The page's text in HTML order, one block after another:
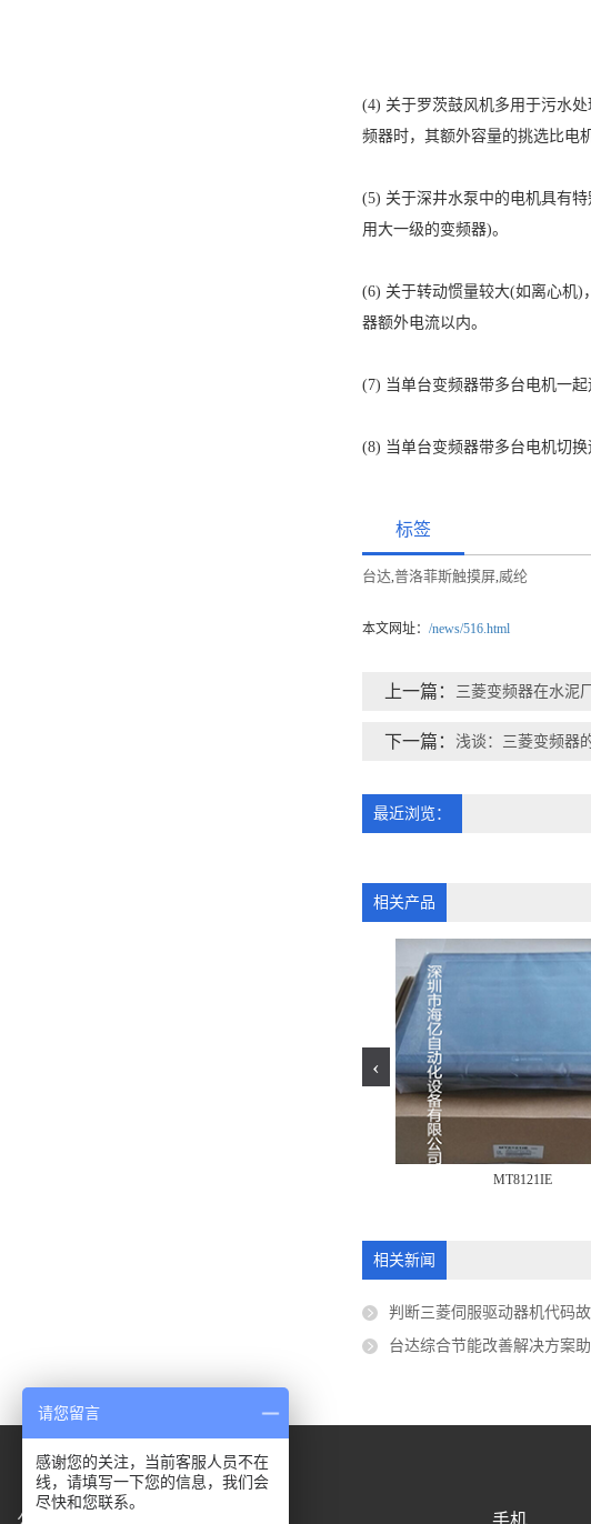
(4) 关于罗茨鼓风机多用于污水
频器时，其额外容量的挑选比电
(5) 关于深井水泵中的电机具有
用大一级的变频器)。
(6) 关于转动惯量较大(如离心机)
器额外电流以内。
(7) 当单台变频器带多台电机一
(8) 当单台变频器带多台电机切
标签
台达,普洛菲斯触摸屏,威纶
本文网址：/news/516.html
上一篇： 三菱变频器在水泥
下一篇： 浅谈：三菱变频器
最近浏览：
相关产品
MT8121IE
‹
相关新闻
判断三菱伺服驱动器机代码
台达综合节能改善解决方案助力客
公司地址 手机
请您留言
感谢您的关注，当前客服人员不在
线，请填写一下您的信息，我们会
尽快和您联系。